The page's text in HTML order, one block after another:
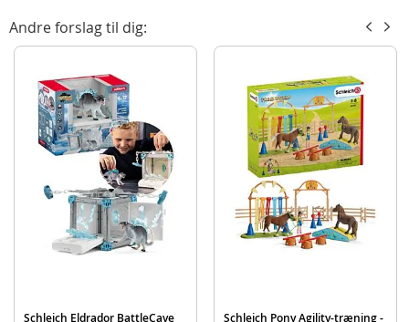
Med dette legesæt fra Schleich kan børn forvandle deres værelse til en spændende
autentiske figurer fra Schleich er det kun fantasien, der sætter grænser!
Indeholder:
Skygge-isopode figur
BattleCave elementer
Verdenskrystal Isopod
Mål: 16,5 x 28,5 x 23 cm
Alder: fra 7 år
Andre forslag til dig:
Schleich Eldrador BattleCave
Schleich Pony Agility-træning -